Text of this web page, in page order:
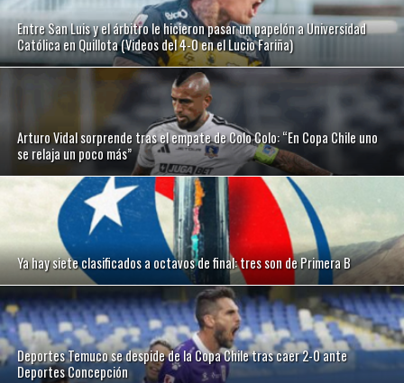
Entre San Luis y el árbitro le hicieron pasar un papelón a Universidad
Católica en Quillota (Videos del 4-0 en el Lucio Fariña)
Arturo Vidal sorprende tras el empate de Colo Colo: “En Copa Chile uno
se relaja un poco más”
Ya hay siete clasificados a octavos de final: tres son de Primera B
Deportes Temuco se despide de la Copa Chile tras caer 2-0 ante
Deportes Concepción